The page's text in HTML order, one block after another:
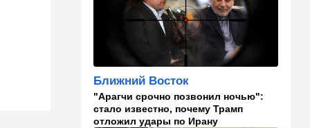
Главное забыл: летевший в
Израиль рейс оказался под
угрозой
20:50 Израиль
Как будто знал: известного
израильского певца и поэта
раздавил собственный
автомобиль
Ближний Восток
"Арагчи срочно позвонил ночью":
стало известно, почему Трамп
отложил удары по Ирану